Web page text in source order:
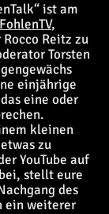
ist am
FohlenTV,
Reitz zu
Torsten
einjährige
eine oder
kleinen
zu
YouTube auf
stellt eure
des
ein weiterer